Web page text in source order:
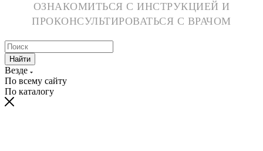
ОЗНАКОМИТЬСЯ С ИНСТРУКЦИЕЙ И
ПРОКОНСУЛЬТИРОВАТЬСЯ С ВРАЧОМ
Найти
Везде
По всему сайту
По каталогу